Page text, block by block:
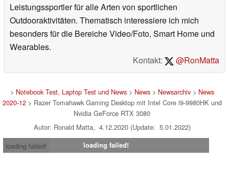
Leistungssportler für alle Arten von sportlichen
Outdooraktivitäten. Thematisch interessiere ich mich
besonders für die Bereiche Video/Foto, Smart Home und
Wearables.
Kontakt:
@RonMatta
> Notebook Test, Laptop Test und News> News> Newsarchiv> News
2020-12> Razer Tomahawk Gaming Desktop mit Intel Core i9-9980HK und
Nvidia GeForce RTX 3080
Autor: Ronald Matta, 4.12.2020 (Update: 5.01.2022)
loading failed!
loading failed!